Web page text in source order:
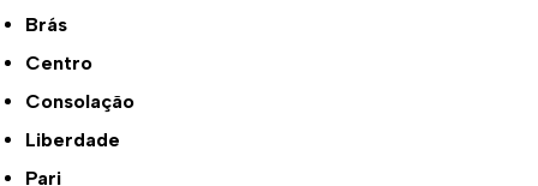
Brás
Centro
Consolação
Liberdade
Pari